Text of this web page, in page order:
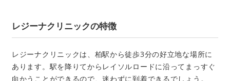
レジーナクリニックの特徴
レジーナクリニックは、柏駅から徒歩3分の好立地な場所に
あります。駅を降りてからレイソルロードに沿ってまっすぐ
向かうことができるので、迷わずに到着できるでしょう。